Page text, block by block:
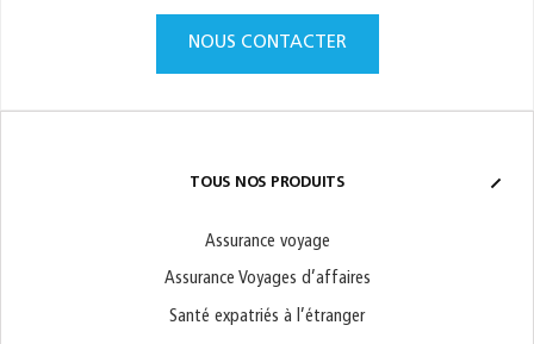
NOUS CONTACTER
TOUS NOS PRODUITS
Assurance voyage
Assurance Voyages d’affaires
Santé expatriés à l’étranger